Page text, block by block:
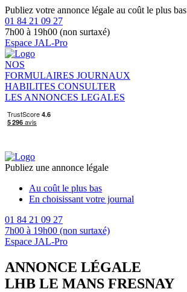
Publiez votre annonce légale au coût le plus bas
01 84 21 09 27
7h00 à 19h00 (non surtaxé)
Espace JAL-Pro
NOS
FORMULAIRES JOURNAUX
HABILITES CONSULTER
LES ANNONCES LEGALES
Publiez une annonce légale
Au coût le plus bas
En choisissant votre journal
01 84 21 09 27
7h00 à 19h00 (non surtaxé)
Espace JAL-Pro
ANNONCE LÉGALE
LHB LE MANS FRESNAY